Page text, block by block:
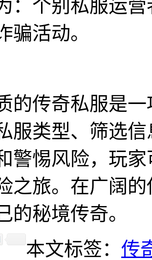
：个别私服运
骗活动。
的传奇私服是
服类型、筛选
警惕风险，玩
之旅。在广阔
的秘境传奇。
本文标签： 传